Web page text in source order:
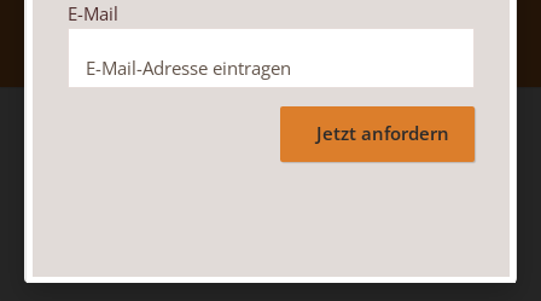
E-Mail
Jetzt anfordern